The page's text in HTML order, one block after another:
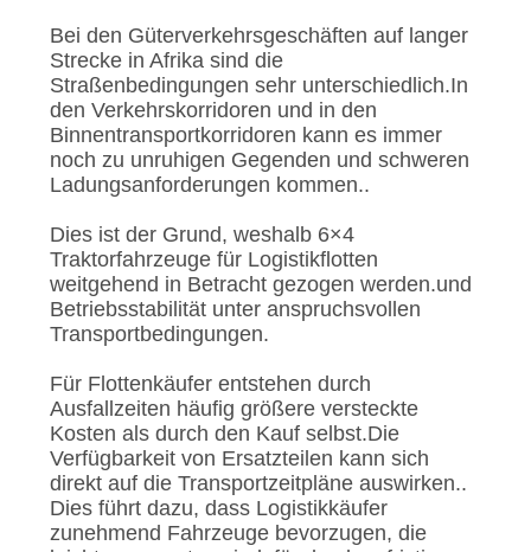
Bei den Güterverkehrsgeschäften auf langer
Strecke in Afrika sind die
Straßenbedingungen sehr unterschiedlich.In
den Verkehrskorridoren und in den
Binnentransportkorridoren kann es immer
noch zu unruhigen Gegenden und schweren
Ladungsanforderungen kommen..
Dies ist der Grund, weshalb 6×4
Traktorfahrzeuge für Logistikflotten
weitgehend in Betracht gezogen werden.und
Betriebsstabilität unter anspruchsvollen
Transportbedingungen.
Für Flottenkäufer entstehen durch
Ausfallzeiten häufig größere versteckte
Kosten als durch den Kauf selbst.Die
Verfügbarkeit von Ersatzteilen kann sich
direkt auf die Transportzeitpläne auswirken..
Dies führt dazu, dass Logistikkäufer
zunehmend Fahrzeuge bevorzugen, die